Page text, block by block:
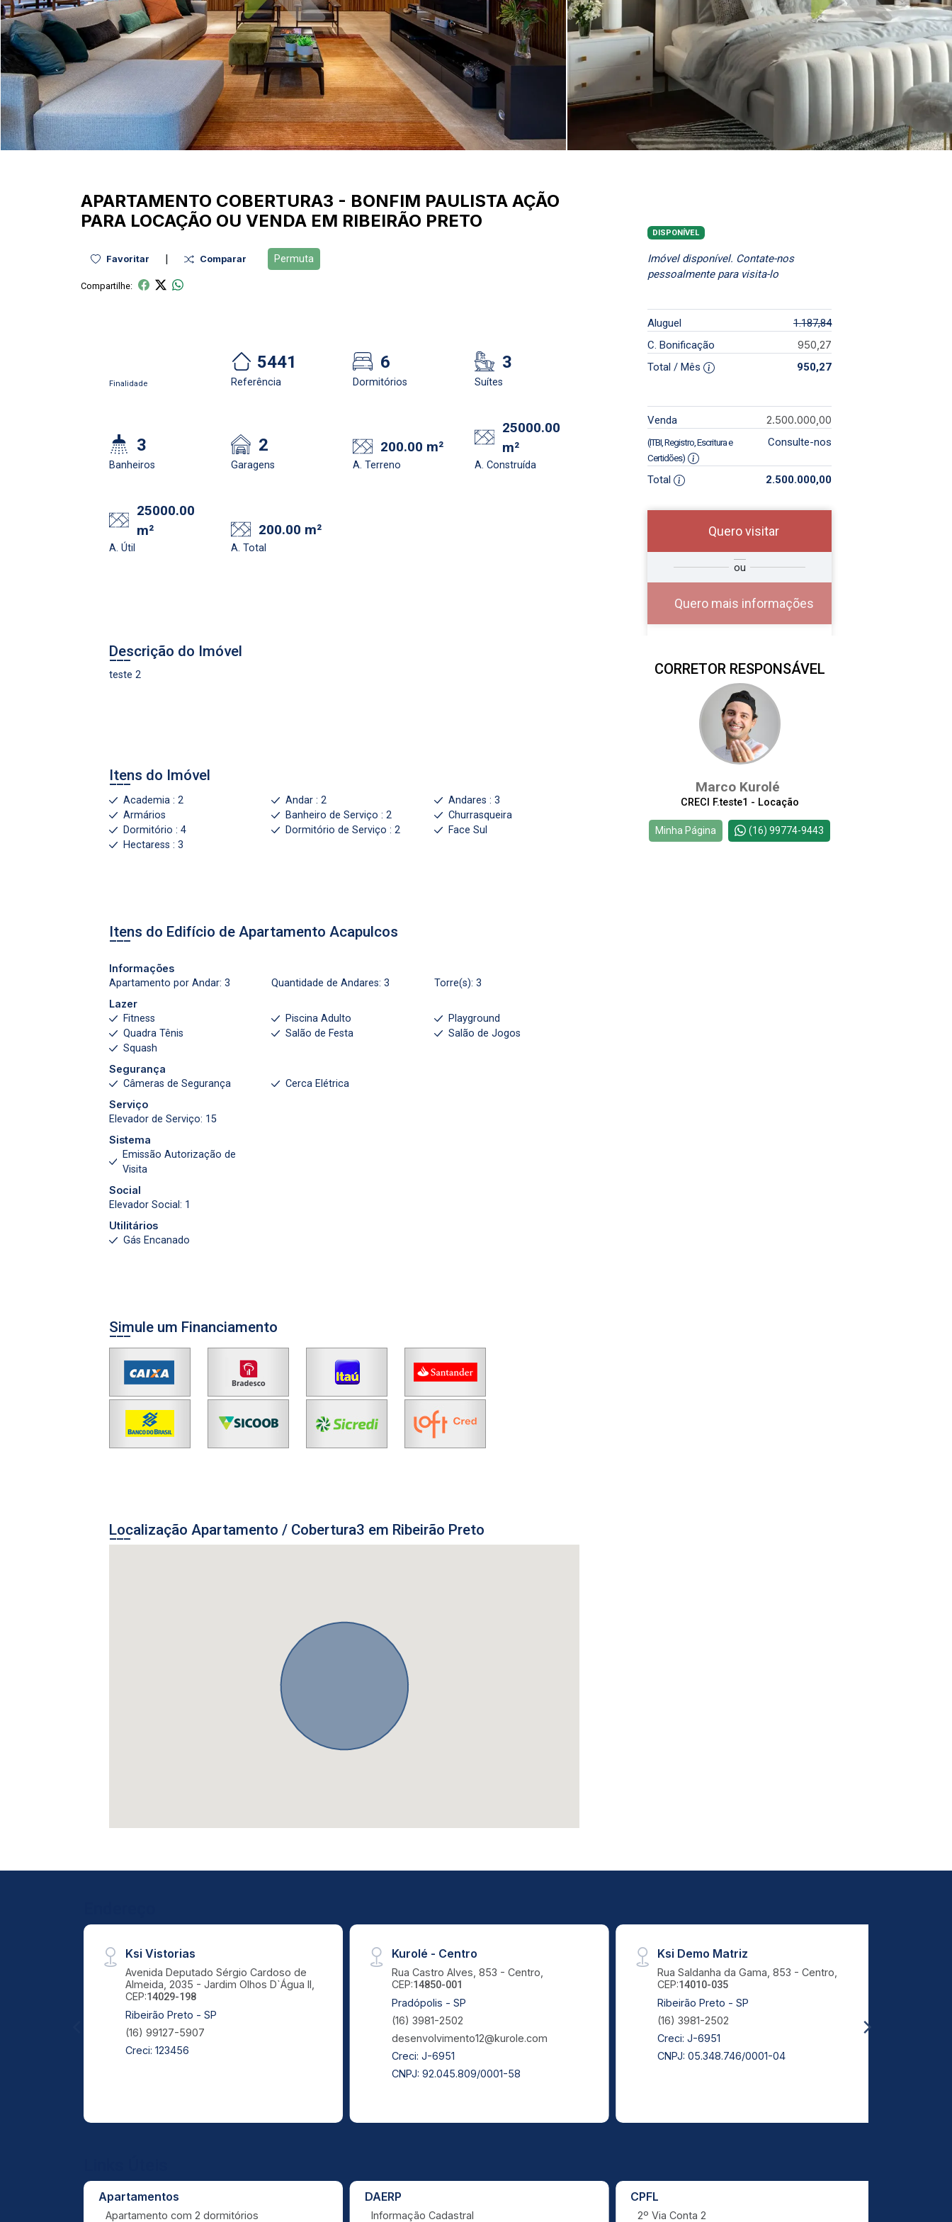
APARTAMENTO COBERTURA3 - BONFIM PAULISTA AÇÃO
PARA LOCAÇÃO OU VENDA EM RIBEIRÃO PRETO
Favoritar | Comparar Permuta
Compartilhe:
Finalidade
5441
Referência
6
Dormitórios
3
Suítes
3
Banheiros
2
Garagens
200.00 m²
A. Terreno
25000.00
m²
A. Construída
25000.00
m²
A. Útil
200.00 m²
A. Total
Descrição do Imóvel
teste 2
Itens do Imóvel
Academia : 2 Andar : 2
Andares : 3
Armários
Banheiro de Serviço : 2
Churrasqueira
Dormitório : 4
Dormitório de Serviço : 2
Face Sul
Hectaress : 3
Itens do Edifício de Apartamento Acapulcos
Informações
Apartamento por Andar: 3
Quantidade de Andares: 3
Torre(s): 3
Lazer
Fitness
Piscina Adulto
Playground
Quadra Tênis
Salão de Festa
Salão de Jogos
Squash
Segurança
Câmeras de Segurança
Cerca Elétrica
Serviço
Elevador de Serviço: 15
Sistema
Emissão Autorização de
Visita
Social
Elevador Social: 1
Utilitários
Gás Encanado
Simule um Financiamento
Localização Apartamento / Cobertura3 em Ribeirão Preto
DISPONÍVEL
Imóvel disponível. Contate-nos
pessoalmente para visita-lo
Aluguel
1.187,84
C. Bonificação
950,27
Total / Mês 950,27
Venda 2.500.000,00
(ITBI, Registro, Escritura e
Certidões)
Consulte-nos
Total 2.500.000,00
Quero visitar
ou
Quero mais informações
Deseja
Comprar
ou
Alugar
?
Alugar
Comprar
Continuar
Continuar
Confirmar dados da
Fazer Agendamento
CORRETOR RESPONSÁVEL
Marco Kurolé
CRECI F.teste1 - Locação
Minha Página (16) 99774-9443
Ksi Vistorias
Avenida Deputado Sérgio Cardoso de
Almeida, 2035 - Jardim Olhos D`Água II,
CEP:14029-198
Ribeirão Preto - SP
(16) 99127-5907
Creci: 123456
Kurolé - Centro
Rua Castro Alves, 853 - Centro,
CEP:14850-001
Pradópolis - SP
(16) 3981-2502
desenvolvimento12@kurole.com
Creci: J-6951
CNPJ: 92.045.809/0001-58
Ksi Demo Matriz
Rua Saldanha da Gama, 853 - Centro,
CEP:14010-035
Ribeirão Preto - SP
(16) 3981-2502
Creci: J-6951
CNPJ: 05.348.746/0001-04
Apartamentos
Apartamento com 2 dormitórios
DAERP
Informação Cadastral
CPFL
2º Via Conta 2